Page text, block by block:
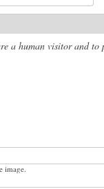
a human visitor and to
image.